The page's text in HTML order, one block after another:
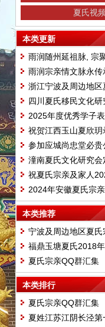
夏氏视频
本类更新
雨润随州延祖脉, 宗
家声
雨润宗亲情文脉永传
州禹裔文化交流联谊
浙江宁波及周边地区
亲联谊会圆满成功
四川夏氏移民文化研
二次年会将于10月
2025年度优秀学子
暨广东夏氏宗亲联谊
祝贺江西玉山夏欣玥
京大学 上海夏晨翔
参加应城尚忠堂必贵
五修家乘的圆谱志禧
潼南夏氏文化研究会
《2025年度夏氏清
祝夏氏宗亲及家人
快乐
2024年安徽夏氏宗
将于5月19日在安徽
本类推荐
宁波及周边地区夏氏
表赴舟山市定海区双
山夏氏宗祠重建峻工
福鼎玉塘夏氏2018
祖大典暨第15届本
会
夏氏宗亲QQ群汇集
本类排行
夏氏宗亲QQ群汇集
夏姓江苏江阴长泾第